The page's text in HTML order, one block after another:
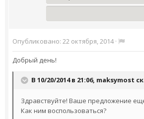
Опубликовано: 22 октября, 2014·
Добрый день!
В 10/20/2014 в 21:06, maksymost
Здравствуйте! Ваше предложение
Как ним воспользоваться?